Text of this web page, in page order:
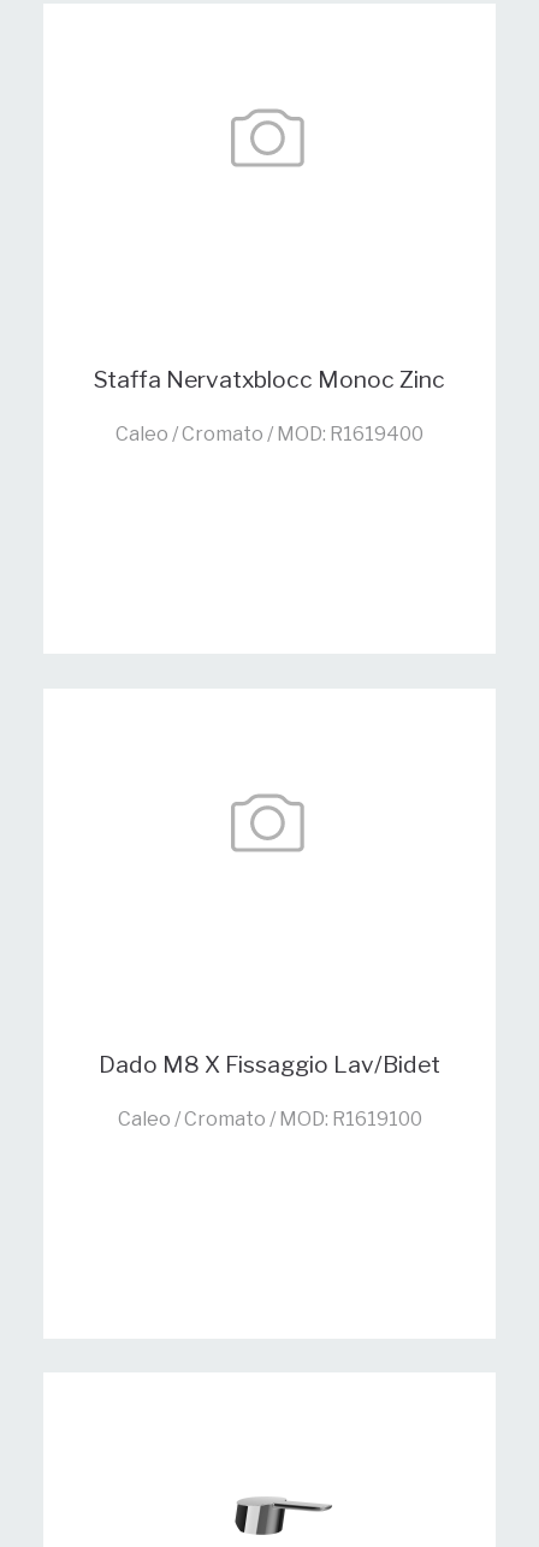
Staffa Nervatxblocc Monoc Zinc
Caleo / Cromato / MOD: R1619400
Dado M8 X Fissaggio Lav/Bidet
Caleo / Cromato / MOD: R1619100